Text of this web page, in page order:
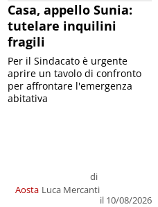
Casa, appello Sunia:
tutelare inquilini
fragili
Aosta
di
Luca Mercanti
il 10/08/2026
Per il Sindacato è urgente
aprire un tavolo di confronto
per affrontare l'emergenza
abitativa